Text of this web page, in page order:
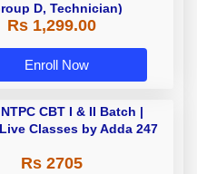
D, Technician)
Rs 1,299.00
Enroll Now
CBT I & II Batch |
Classes by Adda 247
Rs 2705